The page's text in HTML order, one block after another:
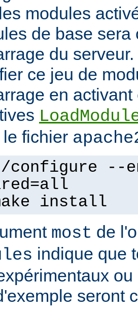
modules
de base sera
du
ce jeu de
en
fichier
--
install
most de
indique que
seront